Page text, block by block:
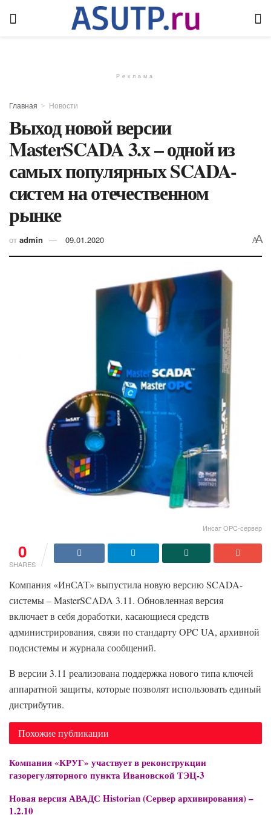
Реклама
Главная Новости
Выход новой версии
MasterSCADA 3.х – одной из
самых популярных SCADA-
систем на отечественном
рынке
от admin 09.01.2020 AA
Инсат OPC-сервер
0
SHARES
Компания «ИнСАТ» выпустила новую версию SCADA-
системы – MasterSCADA 3.11. Обновленная версия
включает в себя доработки, касающиеся средств
администрирования, связи по стандарту OPC UA, архивной
подсистемы и журнала сообщений.
В версии 3.11 реализована поддержка нового типа ключей
аппаратной защиты, которые позволят использовать единый
дистрибутив.
Похожие публикации
Компания «КРУГ» участвует в реконструкции
газорегуляторного пункта Ивановской ТЭЦ-3
Новая версия АВАДС Historian (Сервер архивирования) –
1.2.10